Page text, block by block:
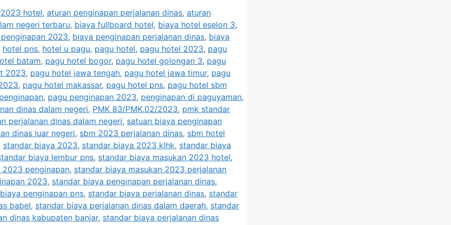
Tags
2023 hotel, aturan penginapan perjalanan dinas, aturan
negeri terbaru, biaya fullboard hotel, biaya hotel eselon 3,
2023, biaya penginapan perjalanan dinas, biaya
hotel pns, hotel u pagu, pagu hotel, pagu hotel 2023, pagu
batam, pagu hotel bogor, pagu hotel golongan 3, pagu
2023, pagu hotel jawa tengah, pagu hotel jawa timur, pagu
, pagu hotel makassar, pagu hotel pns, pagu hotel sbm
, pagu penginapan 2023, penginapan di paguyaman,
dinas dalam negeri, PMK 83/PMK.02/2023, pmk standar
perjalanan dinas dalam negeri, satuan biaya penginapan
dinas luar negeri, sbm 2023 perjalanan dinas, sbm hotel
standar biaya 2023, standar biaya 2023 klhk, standar biaya
biaya lembur pns, standar biaya masukan 2023 hotel,
2023 penginapan, standar biaya masukan 2023 perjalanan
2023, standar biaya penginapan perjalanan dinas,
penginapan pns, standar biaya perjalanan dinas, standar
babel, standar biaya perjalanan dinas dalam daerah, standar
dinas kabupaten banjar, standar biaya perjalanan dinas